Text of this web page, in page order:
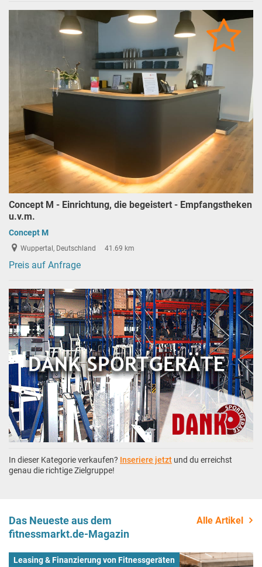
Concept M - Einrichtung, die begeistert - Empfangstheken
u.v.m.
Concept M
Wuppertal, Deutschland 41.69 km
Preis auf Anfrage
In dieser Kategorie verkaufen? Inseriere jetzt und du erreichst
genau die richtige Zielgruppe!
Das Neueste aus dem
fitnessmarkt.de-Magazin
Alle Artikel
Leasing & Finanzierung von Fitnessgeräten